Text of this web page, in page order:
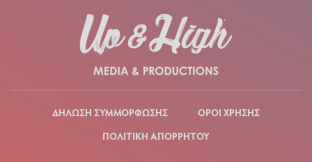
ΔΗΛΩΣΗ ΣΥΜΜΟΡΦΩΣΗΣ
ΟΡΟΙ ΧΡΗΣΗΣ
ΠΟΛΙΤΙΚΗ ΑΠΟΡΡΗΤΟΥ